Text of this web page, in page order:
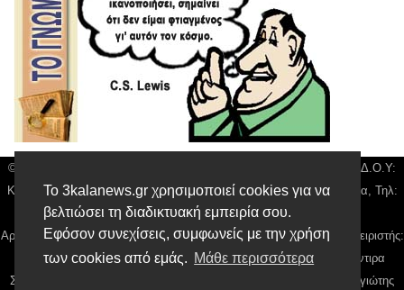
Το 3kalanews.gr χρησιμοποιεί cookies για να
βελτιώσει τη διαδικτυακή εμπειρία σου.
Εφόσον συνεχίσεις, συμφωνείς με την χρήση
των cookies από εμάς. Μάθε περισσότερα
© 3kala News | Διακριτικός Τίτλος: Orion Media, ΑΦΜ: 043750542, Δ.Ο.Υ:
Καρδίτσας, Υπο/μα Τρικάλων, Δ/νση: Τιουσόν 31 τ.κ 42132 Τρίκαλα, Τηλ:
24310 63300, email: news@3kalanews.gr
Αρ. Γεμή: 018804431000, Νόμιμος Εκπρόσωπος, Ιδιοκτήτης και Διαχειριστής:
Παναγιώτης Φιλίππου, Διευθύντρια: Γιαννουσά Βασιλική, Διευθύντιρα
Σύνταξης: Μπαλαμπάνη Βασιλική. Δικαιούχος domain name Παναγιώτης